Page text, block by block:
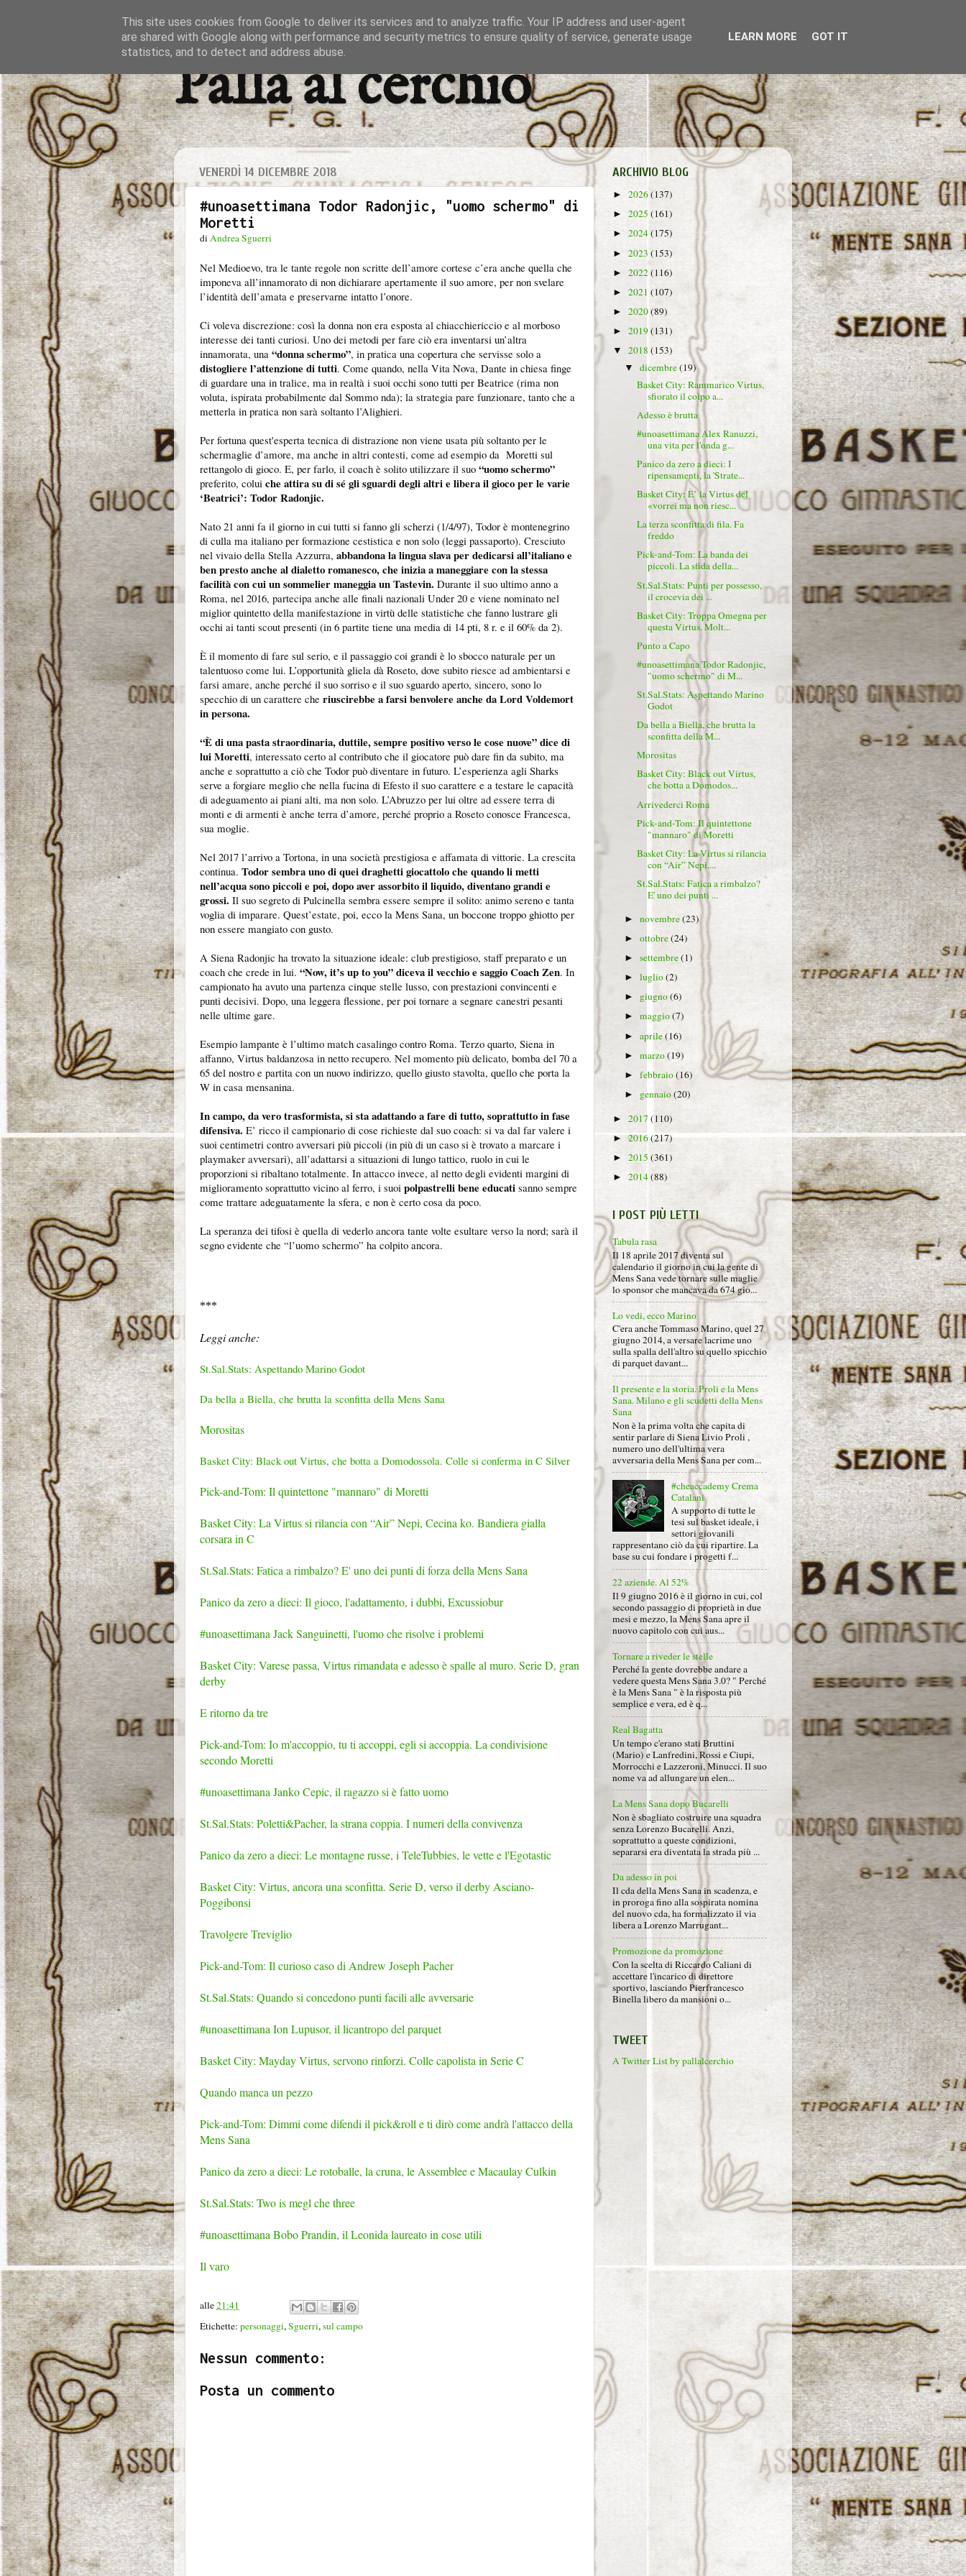
Palla al cerchio
VENERDÌ 14 DICEMBRE 2018
#unoasettimana Todor Radonjic, "uomo schermo" di
Moretti
diAndrea Sguerri
Nel Medioevo, tra le tante regole non scritte dell’amore cortese c’era anche quella che
imponeva all’innamorato di non dichiarare apertamente il suo amore, per non svelare
l’identità dell’amata e preservarne intatto l’onore.
Ci voleva discrezione: così la donna non era esposta al chiacchiericcio e al morboso
interesse dei tanti curiosi. Uno dei metodi per fare ciò era inventarsi un’altra
innamorata, una “donna schermo”, in pratica una copertura che servisse solo a
distogliere l’attenzione di tutti. Come quando, nella Vita Nova, Dante in chiesa finge
di guardare una in tralice, ma in realtà i suoi occhi sono tutti per Beatrice (rima non
voluta, ispirata probabilmente dal Sommo nda); la strategia pare funzionare, tanto che a
metterla in pratica non sarà soltanto l’Alighieri.
Per fortuna quest'esperta tecnica di distrazione non viene usata più soltanto per le
schermaglie d’amore, ma anche in altri contesti, come ad esempio da Moretti sul
rettangolo di gioco. E, per farlo, il coach è solito utilizzare il suo “uomo schermo”
preferito, colui che attira su di sé gli sguardi degli altri e libera il gioco per le varie
‘Beatrici’: Todor Radonjic.
Nato 21 anni fa il giorno in cui tutti si fanno gli scherzi (1/4/97), Todor è montenegrino
di culla ma italiano per formazione cestistica e non solo (leggi passaporto). Cresciuto
nel vivaio della Stella Azzurra, abbandona la lingua slava per dedicarsi all’italiano e
ben presto anche al dialetto romanesco, che inizia a maneggiare con la stessa
facilità con cui un sommelier maneggia un Tastevin. Durante il suo ultimo anno a
Roma, nel 2016, partecipa anche alle finali nazionali Under 20 e viene nominato nel
miglior quintetto della manifestazione in virtù delle statistiche che fanno lustrare gli
occhi ai tanti scout presenti (in 6 partite tiene una media di 14 pti, 8 r. e il 60% da 2).
È il momento di fare sul serio, e il passaggio coi grandi è lo sbocco naturale per un
talentuoso come lui. L’opportunità gliela dà Roseto, dove subito riesce ad ambientarsi e
farsi amare, anche perché il suo sorriso e il suo sguardo aperto, sincero, sono lo
specchio di un carattere che riuscirebbe a farsi benvolere anche da Lord Voldemort
in persona.
“È di una pasta straordinaria, duttile, sempre positivo verso le cose nuove” dice di
lui Moretti, interessato certo al contributo che il giocatore può dare fin da subito, ma
anche e soprattutto a ciò che Todor può diventare in futuro. L’esperienza agli Sharks
serve a forgiare meglio che nella fucina di Efesto il suo carattere e a testare le capacità
di adeguamento ai piani alti, ma non solo. L’Abruzzo per lui oltre ad essere terra di
monti e di armenti è anche terra d’amore, perché proprio a Roseto conosce Francesca,
sua moglie.
Nel 2017 l’arrivo a Tortona, in una società prestigiosa e affamata di vittorie. La crescita
continua. Todor sembra uno di quei draghetti giocattolo che quando li metti
nell’acqua sono piccoli e poi, dopo aver assorbito il liquido, diventano grandi e
grossi. Il suo segreto di Pulcinella sembra essere sempre il solito: animo sereno e tanta
voglia di imparare. Quest’estate, poi, ecco la Mens Sana, un boccone troppo ghiotto per
non essere mangiato con gusto.
A Siena Radonjic ha trovato la situazione ideale: club prestigioso, staff preparato e un
coach che crede in lui. “Now, it’s up to you” diceva il vecchio e saggio Coach Zen. In
campionato ha avuto una partenza cinque stelle lusso, con prestazioni convincenti e
punti decisivi. Dopo, una leggera flessione, per poi tornare a segnare canestri pesanti
nelle ultime gare.
Esempio lampante è l’ultimo match casalingo contro Roma. Terzo quarto, Siena in
affanno, Virtus baldanzosa in netto recupero. Nel momento più delicato, bomba del 70 a
65 del nostro e partita con un nuovo indirizzo, quello giusto stavolta, quello che porta la
W in casa mensanina.
In campo, da vero trasformista, si sta adattando a fare di tutto, soprattutto in fase
difensiva. E’ ricco il campionario di cose richieste dal suo coach: si va dal far valere i
suoi centimetri contro avversari più piccoli (in più di un caso si è trovato a marcare i
playmaker avversari), all’adattarsi a situazioni di lungo tattico, ruolo in cui le
proporzioni si ribaltano totalmente. In attacco invece, al netto degli evidenti margini di
miglioramento soprattutto vicino al ferro, i suoi polpastrelli bene educati sanno sempre
come trattare adeguatamente la sfera, e non è certo cosa da poco.
La speranza dei tifosi è quella di vederlo ancora tante volte esultare verso la nord; sarà il
segno evidente che “l’uomo schermo” ha colpito ancora.
***
Leggi anche:
St.Sal.Stats: Aspettando Marino Godot
Da bella a Biella, che brutta la sconfitta della Mens Sana
Morositas
Basket City: Black out Virtus, che botta a Domodossola. Colle si conferma in C Silver
Pick-and-Tom: Il quintettone "mannaro" di Moretti
Basket City: La Virtus si rilancia con “Air” Nepi, Cecina ko. Bandiera gialla
corsara in C
St.Sal.Stats: Fatica a rimbalzo? E' uno dei punti di forza della Mens Sana
Panico da zero a dieci: Il gioco, l'adattamento, i dubbi, Excussiobur
#unoasettimana Jack Sanguinetti, l'uomo che risolve i problemi
Basket City: Varese passa, Virtus rimandata e adesso è spalle al muro. Serie D, gran
derby
E ritorno da tre
Pick-and-Tom: Io m'accoppio, tu ti accoppi, egli si accoppia. La condivisione
secondo Moretti
#unoasettimana Janko Cepic, il ragazzo si è fatto uomo
St.Sal.Stats: Poletti&Pacher, la strana coppia. I numeri della convivenza
Panico da zero a dieci: Le montagne russe, i TeleTubbies, le vette e l'Egotastic
Basket City: Virtus, ancora una sconfitta. Serie D, verso il derby Asciano-
Poggibonsi
Travolgere Treviglio
Pick-and-Tom: Il curioso caso di Andrew Joseph Pacher
St.Sal.Stats: Quando si concedono punti facili alle avversarie
#unoasettimana Ion Lupusor, il licantropo del parquet
Basket City: Mayday Virtus, servono rinforzi. Colle capolista in Serie C
Quando manca un pezzo
Pick-and-Tom: Dimmi come difendi il pick&roll e ti dirò come andrà l'attacco della
Mens Sana
Panico da zero a dieci: Le rotoballe, la cruna, le Assemblee e Macaulay Culkin
St.Sal.Stats: Two is megl che three
#unoasettimana Bobo Prandin, il Leonida laureato in cose utili
Il varo
alle21:41
Etichette: personaggi, Sguerri, sul campo
Nessun commento:
Posta un commento
ARCHIVIO BLOG
► 2026(137)
► 2025 (161)
► 2024(175)
► 2023 (153)
► 2022(116)
► 2021 (107)
► 2020(89)
► 2019(131)
▼ 2018 (153)
▼dicembre(19)
Basket City: Rammarico Virtus,
sfiorato il colpo a...
Adesso è brutta
#unoasettimana Alex Ranuzzi,
una vita per l'onda g...
Panico da zero a dieci: I
ripensamenti, la 'Strate...
Basket City: E’ la Virtus del
«vorrei ma non riesc...
La terza sconfitta di fila. Fa
freddo
Pick-and-Tom: La banda dei
piccoli. La sfida della...
St.Sal.Stats: Punti per possesso,
il crocevia dei ...
Basket City: Troppa Omegna per
questa Virtus. Molt...
Punto a Capo
#unoasettimana Todor Radonjic,
"uomo schermo" di M...
St.Sal.Stats: Aspettando Marino
Godot
Da bella a Biella, che brutta la
sconfitta della M...
Morositas
Basket City: Black out Virtus,
che botta a Domodos...
Arrivederci Roma
Pick-and-Tom: Il quintettone
"mannaro" di Moretti
Basket City: La Virtus si rilancia
con “Air” Nepi,...
St.Sal.Stats: Fatica a rimbalzo?
E' uno dei punti ...
►novembre(23)
►ottobre(24)
►settembre(1)
►luglio(2)
► giugno(6)
►maggio(7)
►aprile(16)
►marzo(19)
►febbraio(16)
► gennaio(20)
► 2017 (110)
►2016(217)
► 2015 (361)
► 2014(88)
I POST PIÙ LETTI
Tabula rasa
Il 18 aprile 2017 diventa sul
calendario il giorno in cui la gente di
Mens Sana vede tornare sulle maglie
lo sponsor che mancava da 674 gio...
Lo vedi, ecco Marino
C'era anche Tommaso Marino, quel 27
giugno 2014, a versare lacrime uno
sulla spalla dell'altro su quello spicchio
di parquet davant...
Il presente e la storia. Proli e la Mens
Sana. Milano e gli scudetti della Mens
Sana
Non è la prima volta che capita di
sentir parlare di Siena Livio Proli ,
numero uno dell'ultima vera
avversaria della Mens Sana per com...
#cheaccademy Crema
Catalani
A supporto di tutte le
tesi sul basket ideale, i
settori giovanili
rappresentano ciò da cui ripartire. La
base su cui fondare i progetti f...
22 aziende. Al 52%
Il 9 giugno 2016 è il giorno in cui, col
secondo passaggio di proprietà in due
mesi e mezzo, la Mens Sana apre il
nuovo capitolo con cui aus...
Tornare a riveder le stelle
Perché la gente dovrebbe andare a
vedere questa Mens Sana 3.0? " Perché
è la Mens Sana " è la risposta più
semplice e vera, ed è q...
Real Bagatta
Un tempo c'erano stati Bruttini
(Mario) e Lanfredini, Rossi e Ciupi,
Morrocchi e Lazzeroni, Minucci. Il suo
nome va ad allungare un elen...
La Mens Sana dopo Bucarelli
Non è sbagliato costruire una squadra
senza Lorenzo Bucarelli. Anzi,
soprattutto a queste condizioni,
separarsi era diventata la strada più ...
Da adesso in poi
Il cda della Mens Sana in scadenza, e
in proroga fino alla sospirata nomina
del nuovo cda, ha formalizzato il via
libera a Lorenzo Marrugant...
Promozione da promozione
Con la scelta di Riccardo Caliani di
accettare l'incarico di direttore
sportivo, lasciando Pierfrancesco
Binella libero da mansioni o...
TWEET
A Twitter List by pallalcerchio
This site uses cookies from Google to deliver its services and to analyze traffic. Your IP address and user-agent
are shared with Google along with performance and security metrics to ensure quality of service, generate usage
statistics, and to detect and address abuse.
LEARN MORE GOT IT